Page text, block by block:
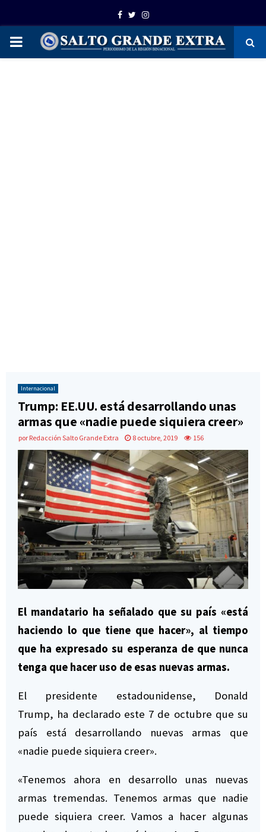
Facebook
TwitterInstagram
PRIMARY
Internacional
Trump: EE.UU. está desarrollando unas
armas que «nadie puede siquiera creer»
por Redacción Salto Grande Extra 8 octubre, 2019 156
El mandatario ha señalado que su país «está
haciendo lo que tiene que hacer», al tiempo
que ha expresado su esperanza de que nunca
tenga que hacer uso de esas nuevas armas.
El presidente estadounidense, Donald
Trump, ha declarado este 7 de octubre que su
país está desarrollando nuevas armas que
«nadie puede siquiera creer».
«Tenemos ahora en desarrollo unas nuevas
armas tremendas. Tenemos armas que nadie
puede siquiera creer. Vamos a hacer algunas